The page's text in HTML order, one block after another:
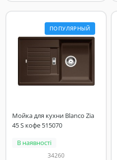
ПОПУЛЯРНЫЙ
Мойка для кухни Blanco Zia
45 S кофе 515070
В наявності
34260